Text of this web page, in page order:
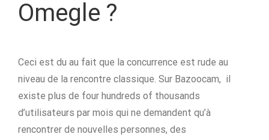
Omegle ?
Ceci est du au fait que la concurrence est rude au
niveau de la rencontre classique. Sur Bazoocam, il
existe plus de four hundreds of thousands
d’utilisateurs par mois qui ne demandent qu’à
rencontrer de nouvelles personnes, des